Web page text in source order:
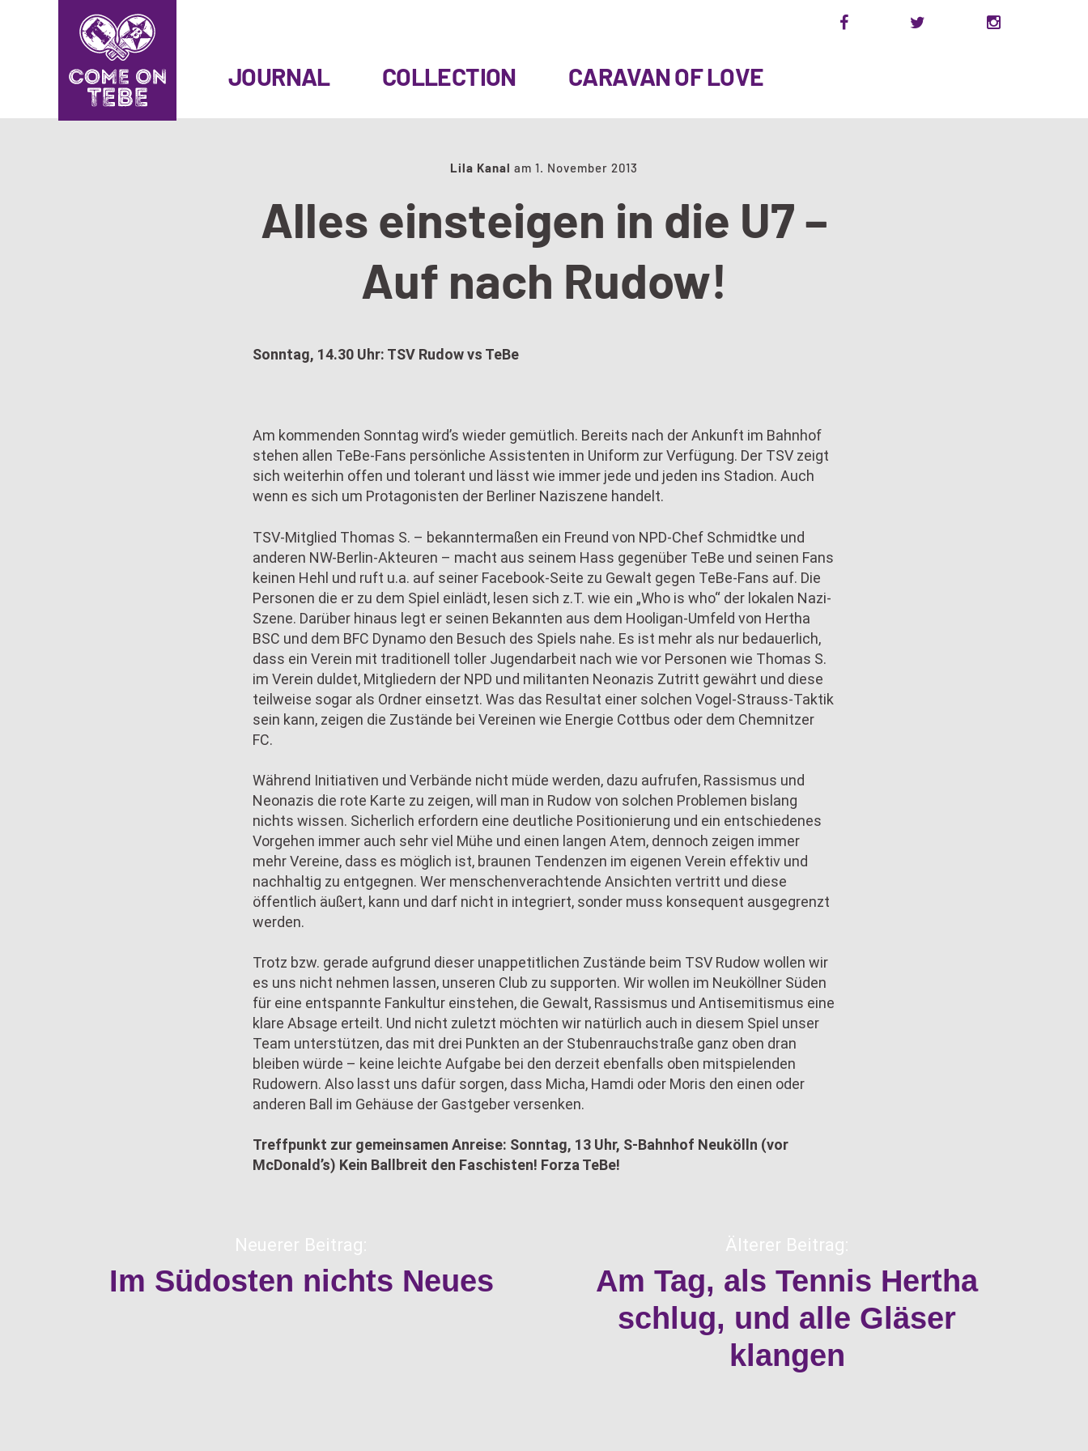
CONTENT
JOURNAL COLLECTION CARAVAN OF LOVE
Lila Kanal am 1. November 2013
Alles einsteigen in die U7 –
Auf nach Rudow!
Sonntag, 14.30 Uhr: TSV Rudow vs TeBe
Am kommenden Sonntag wird’s wieder gemütlich. Bereits nach der Ankunft im Bahnhof
stehen allen TeBe-Fans persönliche Assistenten in Uniform zur Verfügung. Der TSV zeigt
sich weiterhin offen und tolerant und lässt wie immer jede und jeden ins Stadion. Auch
wenn es sich um Protagonisten der Berliner Naziszene handelt.
TSV-Mitglied Thomas S. – bekanntermaßen ein Freund von NPD-Chef Schmidtke und
anderen NW-Berlin-Akteuren – macht aus seinem Hass gegenüber TeBe und seinen Fans
keinen Hehl und ruft u.a. auf seiner Facebook-Seite zu Gewalt gegen TeBe-Fans auf. Die
Personen die er zu dem Spiel einlädt, lesen sich z.T. wie ein „Who is who“ der lokalen Nazi-
Szene. Darüber hinaus legt er seinen Bekannten aus dem Hooligan-Umfeld von Hertha
BSC und dem BFC Dynamo den Besuch des Spiels nahe. Es ist mehr als nur bedauerlich,
dass ein Verein mit traditionell toller Jugendarbeit nach wie vor Personen wie Thomas S.
im Verein duldet, Mitgliedern der NPD und militanten Neonazis Zutritt gewährt und diese
teilweise sogar als Ordner einsetzt. Was das Resultat einer solchen Vogel-Strauss-Taktik
sein kann, zeigen die Zustände bei Vereinen wie Energie Cottbus oder dem Chemnitzer
FC.
Während Initiativen und Verbände nicht müde werden, dazu aufrufen, Rassismus und
Neonazis die rote Karte zu zeigen, will man in Rudow von solchen Problemen bislang
nichts wissen. Sicherlich erfordern eine deutliche Positionierung und ein entschiedenes
Vorgehen immer auch sehr viel Mühe und einen langen Atem, dennoch zeigen immer
mehr Vereine, dass es möglich ist, braunen Tendenzen im eigenen Verein effektiv und
nachhaltig zu entgegnen. Wer menschenverachtende Ansichten vertritt und diese
öffentlich äußert, kann und darf nicht in integriert, sonder muss konsequent ausgegrenzt
werden.
Trotz bzw. gerade aufgrund dieser unappetitlichen Zustände beim TSV Rudow wollen wir
es uns nicht nehmen lassen, unseren Club zu supporten. Wir wollen im Neuköllner Süden
für eine entspannte Fankultur einstehen, die Gewalt, Rassismus und Antisemitismus eine
klare Absage erteilt. Und nicht zuletzt möchten wir natürlich auch in diesem Spiel unser
Team unterstützen, das mit drei Punkten an der Stubenrauchstraße ganz oben dran
bleiben würde – keine leichte Aufgabe bei den derzeit ebenfalls oben mitspielenden
Rudowern. Also lasst uns dafür sorgen, dass Micha, Hamdi oder Moris den einen oder
anderen Ball im Gehäuse der Gastgeber versenken.
Treffpunkt zur gemeinsamen Anreise: Sonntag, 13 Uhr, S-Bahnhof Neukölln (vor
McDonald’s) Kein Ballbreit den Faschisten! Forza TeBe!
Neuerer Beitrag:
Im Südosten nichts Neues
Älterer Beitrag:
Am Tag, als Tennis Hertha
schlug, und alle Gläser
klangen